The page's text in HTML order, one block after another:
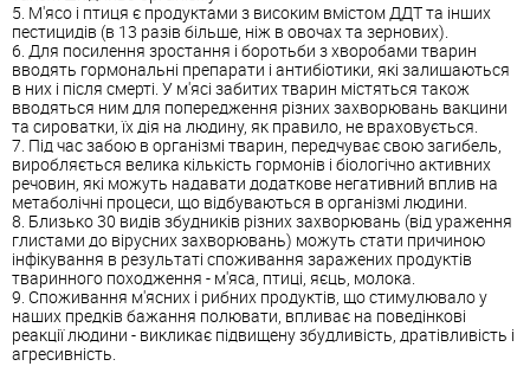
5. М'ясо і птиця є продуктами з високим вмістом ДДТ та інших
пестицидів (в 13 разів більше, ніж в овочах та зернових).
6. Для посилення зростання і боротьби з хворобами тварин
вводять гормональні препарати і антибіотики, які залишаються
в них і після смерті. У м'ясі забитих тварин містяться також
вводяться ним для попередження різних захворювань вакцини
та сироватки, їх дія на людину, як правило, не враховується.
7. Під час забою в організмі тварин, передчуває свою загибель,
виробляється велика кількість гормонів і біологічно активних
речовин, які можуть надавати додаткове негативний вплив на
метаболічні процеси, що відбуваються в організмі людини.
8. Близько 30 видів збудників різних захворювань (від ураження
глистами до вірусних захворювань) можуть стати причиною
інфікування в результаті споживання заражених продуктів
тваринного походження - м'яса, птиці, яєць, молока.
9. Споживання м'ясних і рибних продуктів, що стимулювало у
наших предків бажання полювати, впливає на поведінкові
реакції людини - викликає підвищену збудливість, дратівливість і
агресивність.